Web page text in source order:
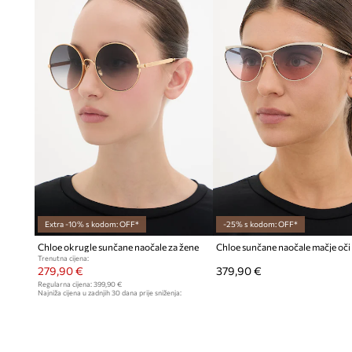
Extra -10% s kodom: OFF*
Chloe okrugle sunčane naočale za žene
Trenutna cijena:
279,90 €
Regularna cijena: 399,90 €
Najniža cijena u zadnjih 30 dana prije sniženja:
-25% s kodom: OFF*
Chloe sunčane naočale mačje oči
379,90 €